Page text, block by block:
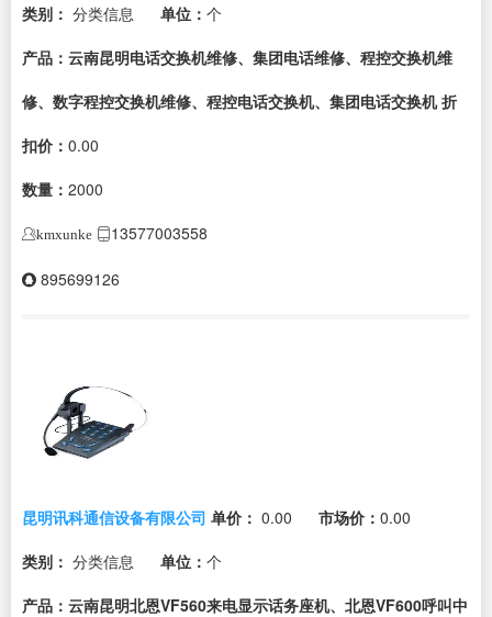
类别： 分类信息 单位： 个
产品：云南昆明电话交换机维修、集团电话维修、程控交换机维
修、数字程控交换机维修、程控电话交换机、集团电话交换机 折
扣价： 0.00
数量： 2000
kmxunke 13577003558
895699126
昆明讯科通信设备有限公司 单价： 0.00 市场价： 0.00
类别： 分类信息 单位： 个
产品：云南昆明北恩VF560来电显示话务座机、北恩VF600呼叫中